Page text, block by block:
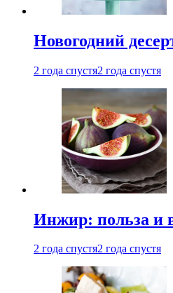
Новогодний
2 года спустя2 года спустя
Инжир: польза и
2 года спустя2 года спустя